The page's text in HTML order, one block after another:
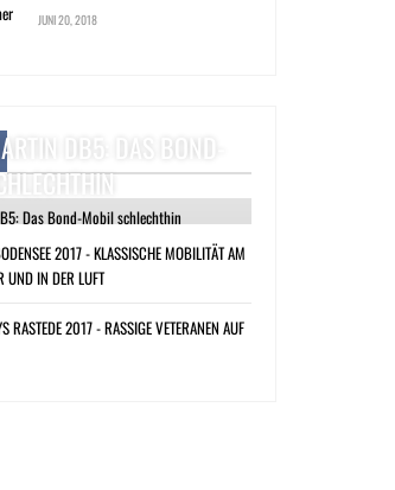
JUNI 20, 2018
DB5: DAS BOND-
2017 - KLASSISCHE MOBILITÄT AM
UND IN DER LUFT
RASTEDE 2017 - RASSIGE VETERANEN AUF